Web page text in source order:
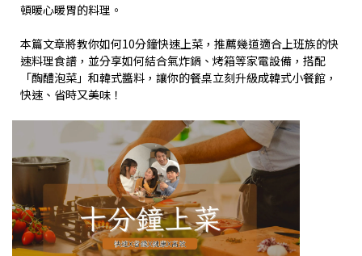
頓暖心暖胃的料理。
本篇文章將教你如何10分鐘快速上菜，推薦幾道適合上班族的快
速料理食譜，並分享如何結合氣炸鍋、烤箱等家電設備，搭配
「醄醴泡菜」和韓式醬料，讓你的餐桌立刻升級成韓式小餐館，
快速、省時又美味！